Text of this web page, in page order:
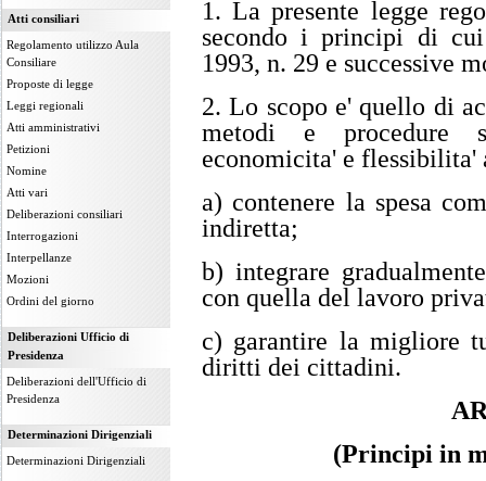
Atti consiliari
Regolamento utilizzo Aula
Consiliare
Proposte di legge
Leggi regionali
Atti amministrativi
Petizioni
Nomine
Atti vari
Deliberazioni consiliari
Interrogazioni
Interpellanze
Mozioni
Ordini del giorno
Deliberazioni Ufficio di
Presidenza
Deliberazioni dell'Ufficio di
Presidenza
Determinazioni Dirigenziali
Determinazioni Dirigenziali
1. La presente legge
secondo i principi di
1993, n. 29 e successive
2. Lo scopo e' quello di
metodi e procedure
economicita' e
a) contenere la spesa
indiretta;
b) integrare
con quella del lavoro
c) garantire la migliore
diritti dei cittadini.
(Principi in